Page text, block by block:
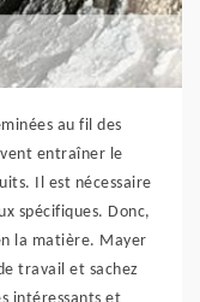
au fil des
entraîner le
Il est nécessaire
spécifiques. Donc,
la matière. Mayer
travail et sachez